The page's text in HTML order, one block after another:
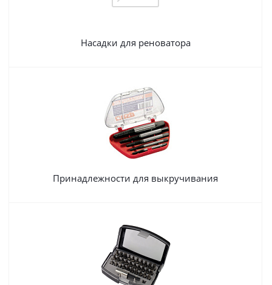
Насадки для реноватора
Принадлежности для выкручивания